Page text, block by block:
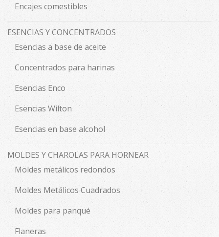
Encajes comestibles
ESENCIAS Y CONCENTRADOS
Esencias a base de aceite
Concentrados para harinas
Esencias Enco
Esencias Wilton
Esencias en base alcohol
MOLDES Y CHAROLAS PARA HORNEAR
Moldes metálicos redondos
Moldes Metálicos Cuadrados
Moldes para panqué
Flaneras